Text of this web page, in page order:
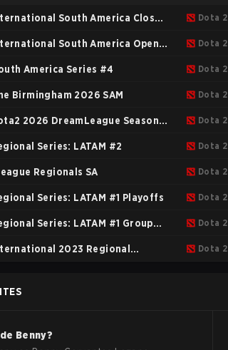
South America Closed Dota 2
South America Open
2
Dota 2
CCT South America Series #4 Dota 2
Birmingham 2026 SAM Dota 2
2026 DreamLeague Season Dota 2
Series: LATAM #2 Dota 2
Regionals SA Dota 2
Series: LATAM #1 Playoffs Dota 2
Series: LATAM #1 Group Dota 2
2023 Regional Dota 2
Benny?